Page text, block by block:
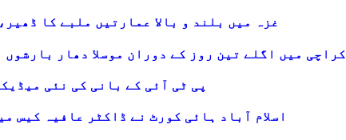
غزہ میں بلند و بالا عمارتیں ملبے کا
کراچی میں اگلے تین روز کے دوران موسلا دھار
پی ٹی آئی کے بانی کی نئی
اسلام آباد ہائی کورٹ نے ڈاکٹر عافیہ کیس